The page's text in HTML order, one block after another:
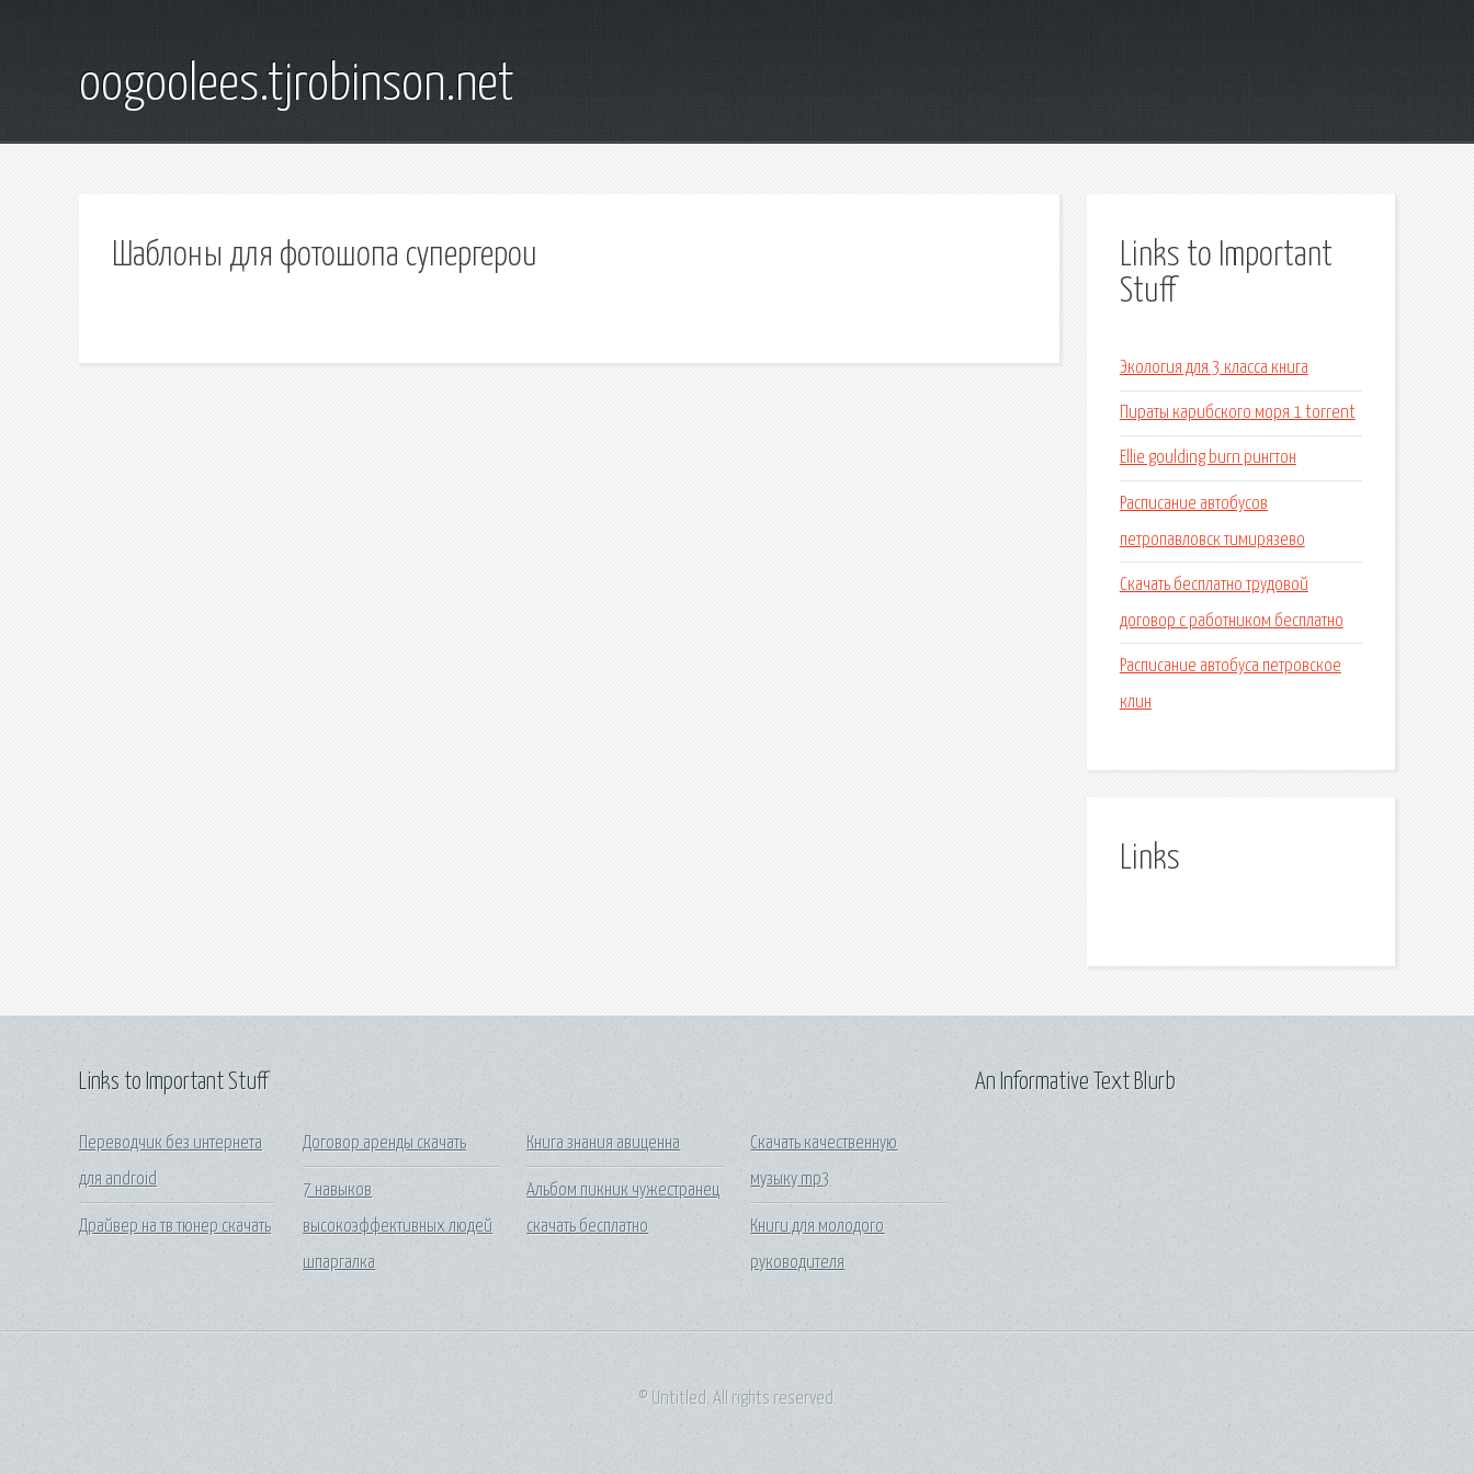
oogoolees.tjrobinson.net
Шаблоны для фотошопа супергерои
Links to Important
Stuff
Экология для 3 класса книга
Пираты карибского моря 1 torrent
Ellie goulding burn рингтон
Расписание автобусов
петропавловск тимирязево
Скачать бесплатно трудовой
договор с работником бесплатно
Расписание автобуса петровское
клин
Links
Links to Important Stuff
Переводчик без интернета
для android
Драйвер на тв тюнер скачать
Договор аренды скачать
7 навыков
высокоэффективных людей
шпаргалка
Книга знания авиценна
Альбом пикник чужестранец
скачать бесплатно
Скачать качественную
музыку mp3
Книги для молодого
руководителя
An Informative Text Blurb
© Untitled. All rights reserved.